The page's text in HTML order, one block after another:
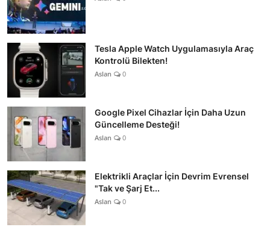
Tesla Apple Watch Uygulamasıyla Araç
Kontrolü Bilekten!
Aslan 0
Google Pixel Cihazlar İçin Daha Uzun
Güncelleme Desteği!
Aslan 0
Elektrikli Araçlar İçin Devrim Evrensel
"Tak ve Şarj Et...
Aslan 0